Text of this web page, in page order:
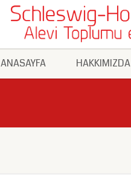
ANASAYFA HAKKIMIZDA